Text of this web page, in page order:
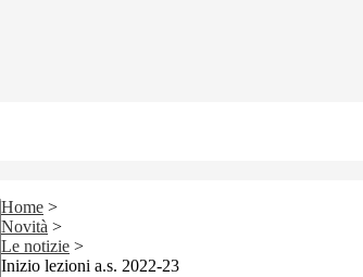
Home >
Novità >
Le notizie >
Inizio lezioni a.s. 2022-23